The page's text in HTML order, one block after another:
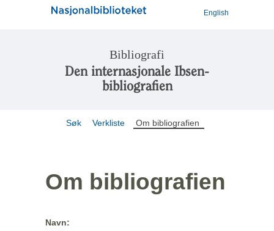
English
Bibliografi
Den internasjonale Ibsen-
bibliografien
Søk Verkliste Om bibliografien
Om bibliografien
Navn: